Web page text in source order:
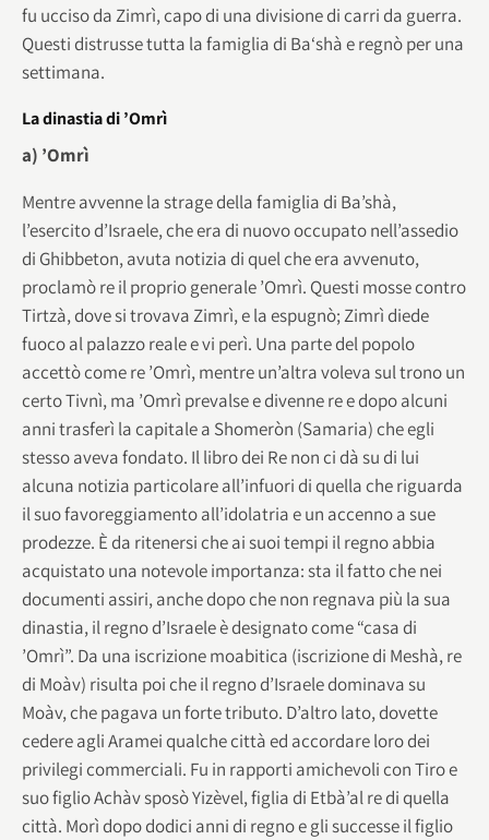
fu ucciso da Zimrì, capo di una divisione di carri da guerra.
Questi distrusse tutta la famiglia di Ba‘shà e regnò per una
settimana.
La dinastia di ’Omrì
a) ’Omrì
Mentre avvenne la strage della famiglia di Ba’shà,
l’esercito d’Israele, che era di nuovo occupato nell’assedio
di Ghibbeton, avuta notizia di quel che era avvenuto,
proclamò re il proprio generale ’Omrì. Questi mosse contro
Tirtzà, dove si trovava Zimrì, e la espugnò; Zimrì diede
fuoco al palazzo reale e vi perì. Una parte del popolo
accettò come re ’Omrì, mentre un’altra voleva sul trono un
certo Tivnì, ma ’Omrì prevalse e divenne re e dopo alcuni
anni trasferì la capitale a Shomeròn (Samaria) che egli
stesso aveva fondato. Il libro dei Re non ci dà su di lui
alcuna notizia particolare all’infuori di quella che riguarda
il suo favoreggiamento all’idolatria e un accenno a sue
prodezze. È da ritenersi che ai suoi tempi il regno abbia
acquistato una notevole importanza: sta il fatto che nei
documenti assiri, anche dopo che non regnava più la sua
dinastia, il regno d’Israele è designato come “casa di
’Omrì”. Da una iscrizione moabitica (iscrizione di Meshà, re
di Moàv) risulta poi che il regno d’Israele dominava su
Moàv, che pagava un forte tributo. D’altro lato, dovette
cedere agli Aramei qualche città ed accordare loro dei
privilegi commerciali. Fu in rapporti amichevoli con Tiro e
suo figlio Achàv sposò Yizèvel, figlia di Etbà’al re di quella
città. Morì dopo dodici anni di regno e gli successe il figlio